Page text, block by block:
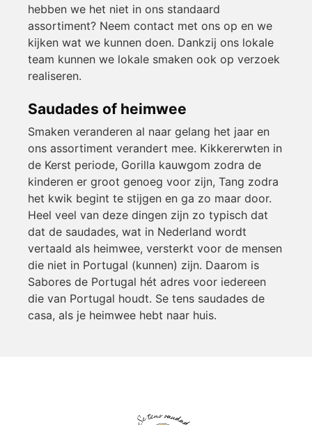
hebben we het niet in ons standaard
assortiment? Neem contact met ons op en we
kijken wat we kunnen doen. Dankzij ons lokale
team kunnen we lokale smaken ook op verzoek
realiseren.
Saudades of heimwee
Smaken veranderen al naar gelang het jaar en
ons assortiment verandert mee. Kikkererwten in
de Kerst periode, Gorilla kauwgom zodra de
kinderen er groot genoeg voor zijn, Tang zodra
het kwik begint te stijgen en ga zo maar door.
Heel veel van deze dingen zijn zo typisch dat
dat de saudades, wat in Nederland wordt
vertaald als heimwee, versterkt voor de mensen
die niet in Portugal (kunnen) zijn. Daarom is
Sabores de Portugal hét adres voor iedereen
die van Portugal houdt. Se tens saudades de
casa, als je heimwee hebt naar huis.